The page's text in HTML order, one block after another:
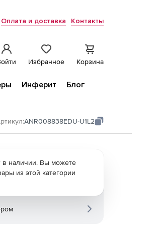
Оплата и доставка Контакты
Избранное Корзина
Инферит
Блог
ANR008838EDU-U1L2
в наличии. Вы можете
из этой категории